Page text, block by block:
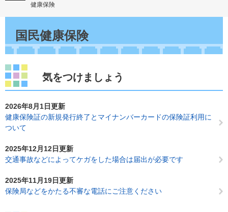
健康保険
国民健康保険
気をつけましょう
2026年8月1日更新
健康保険証の新規発行終了とマイナンバーカードの保険証利用に
ついて
2025年12月12日更新
交通事故などによってケガをした場合は届出が必要です
2025年11月19日更新
保険局などをかたる不審な電話にご注意ください